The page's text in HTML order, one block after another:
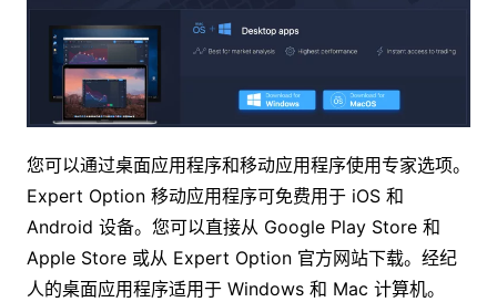
您可以通过桌面应用程序和移动应用程序使用专家选项。
Expert Option 移动应用程序可免费用于 iOS 和
Android 设备。您可以直接从 Google Play Store 和
Apple Store 或从 Expert Option 官方网站下载。经纪
人的桌面应用程序适用于 Windows 和 Mac 计算机。